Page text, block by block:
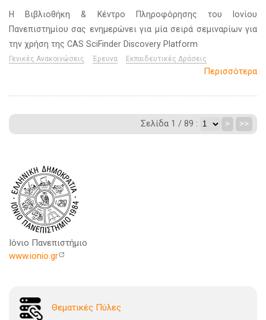
Η Βιβλιοθήκη & Κέντρο Πληροφόρησης του Ιονίου
Πανεπιστημίου σας ενημερώνει για μία σειρά σεμιναρίων για
την χρήση της CAS SciFinder Discovery Platform
Γενικές Ανακοινώσεις Έρευνα Εκπαιδευτικές Δράσεις
Περισσότερα
Σελίδα 1 / 89 : > >>
Ιόνιο Πανεπιστήμιο
www.ionio.gr
Θεματικές Πύλες